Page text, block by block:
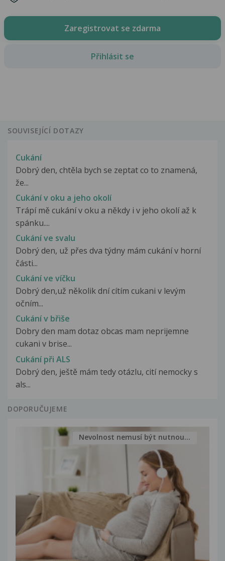
Zaregistrovat se zdarma
Přihlásit se
SOUVISEJÍCÍ DOTAZY
Cukání
Dobrý den, chtěla bych se zeptat co to znamená,
že...
Cukání v oku a jeho okolí
Trápí mě cukání v oku a někdy i v jeho okolí až k
spánku....
Cukání ve svalu
Dobrý den, už přes dva týdny mám cukání v horní
části...
Cukání ve víčku
Dobrý den,už několik dní cítím cukani v levým
očním...
Cukání v břiše
Dobry den mam dotaz obcas mam neprijemne
cukani v brise...
Cukání při ALS
Dobrý den, ještě mám tedy otázlu, cití nemocky s
als...
DOPORUČUJEME
Nevolnost nemusí být nutnou...